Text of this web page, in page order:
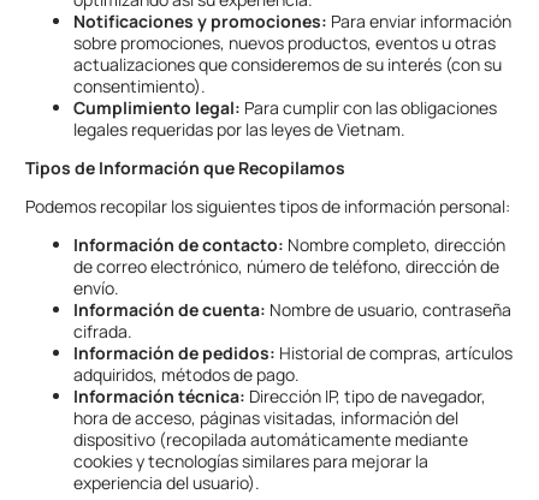
Notificaciones y promociones: Para enviar información
sobre promociones, nuevos productos, eventos u otras
actualizaciones que consideremos de su interés (con su
consentimiento).
Cumplimiento legal: Para cumplir con las obligaciones
legales requeridas por las leyes de Vietnam.
Tipos de Información que Recopilamos
Podemos recopilar los siguientes tipos de información personal:
Información de contacto: Nombre completo, dirección
de correo electrónico, número de teléfono, dirección de
envío.
Información de cuenta: Nombre de usuario, contraseña
cifrada.
Información de pedidos: Historial de compras, artículos
adquiridos, métodos de pago.
Información técnica: Dirección IP, tipo de navegador,
hora de acceso, páginas visitadas, información del
dispositivo (recopilada automáticamente mediante
cookies y tecnologías similares para mejorar la
experiencia del usuario).